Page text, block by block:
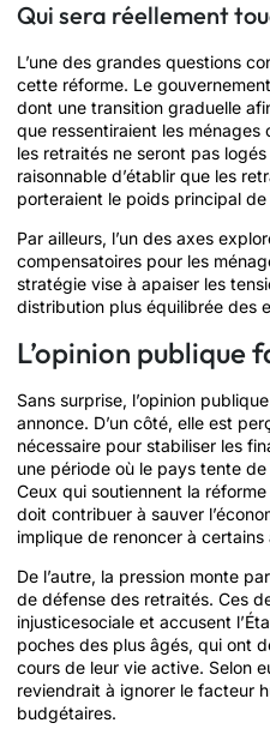
Qui sera réellement
L’une des grandes questions
cette réforme. Le
dont une transition graduelle
que ressentiraient les ménages
les retraités ne seront pas
raisonnable d’établir que les
porteraient le poids principal
Par ailleurs, l’un des axes
compensatoires pour les
stratégie vise à apaiser les
distribution plus équilibrée des
L’opinion publique
Sans surprise, l’opinion
annonce. D’un côté, elle est
nécessaire pour stabiliser les
une période où le pays tente
Ceux qui soutiennent la
doit contribuer à sauver
implique de renoncer à certains
De l’autre, la pression monte
de défense des retraités. Ces
injusticesociale et accusent
poches des plus âgés, qui ont
cours de leur vie active. Selon
reviendrait à ignorer le facteur
budgétaires.